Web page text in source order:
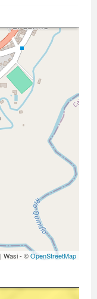
| Wasi - ©OpenStreetMap